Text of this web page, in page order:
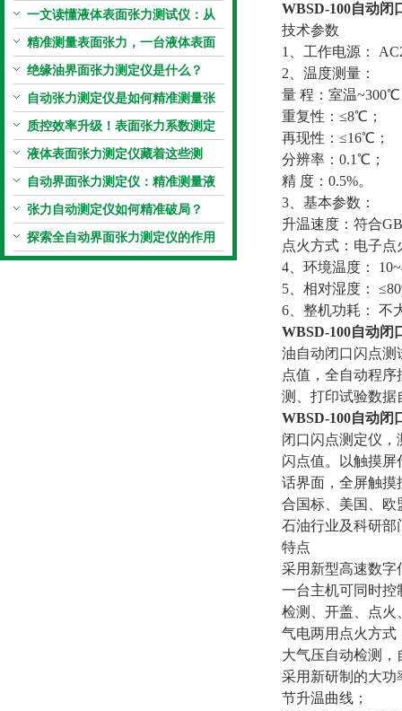
解析
一文读懂液体表面张力测试仪：从
原理到应用全掌握
精准测量表面张力，一台液体表面
张力系数测量仪就够了
绝缘油界面张力测定仪是什么？
自动张力测定仪是如何精准测量张
力的？
质控效率升级！表面张力系数测定
仪真香警告
液体表面张力测定仪藏着这些测
定“小窍门”
自动界面张力测定仪：精准测量液
体界面张力的关键设备
张力自动测定仪如何精准破局？
探索全自动界面张力测定仪的作用
WBSD-100自动闭
技术参数
1、工作电源：
2、温度测量：
量 程：室温
重复性：≤8℃
再现性：
分辨率：0.1℃
精 度：0.5%
3、基本参数：
升温速度：符合
点火方式：电子
4、环境温度：
5、相对湿度：
6、整机功耗： 不
WBSD-100自动闭
油自动闭口闪点测
点值，全自动程
测、打印试验数
WBSD-100自动闭
闭口闪点测定仪
闪点值。以触摸
话界面，全屏触摸
合国标、美国、欧
石油行业及科研部
特点
采用新型高速数字
一台主机可同时控
检测、开盖、点火
气电两用点火方式
大气压自动检测
采用新研制的大功
节升温曲线；